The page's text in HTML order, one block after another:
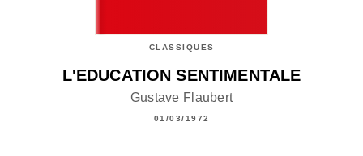
CLASSIQUES
L'EDUCATION SENTIMENTALE
Gustave Flaubert
01/03/1972